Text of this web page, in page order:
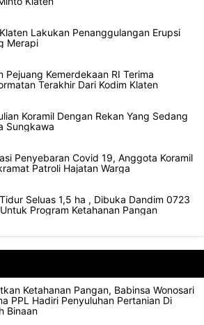
Lakukan Penanggulangan Erupsi
Merapi
Pejuang Kemerdekaan RI Terima
Terakhir Dari Kodim Klaten
Koramil Dengan Rekan Yang Sedang
Sungkawa
Penyebaran Covid 19, Anggota Koramil
Patroli Hajatan Warga
Seluas 1,5 ha , Dibuka Dandim 0723
Program Ketahanan Pangan
Ketahanan Pangan, Babinsa Wonosari
PPL Hadiri Penyuluhan Pertanian Di
Binaan